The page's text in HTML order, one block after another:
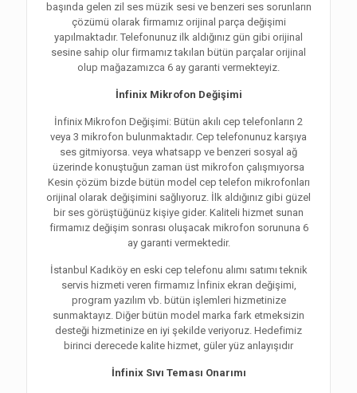
başında gelen zil ses müzik sesi ve benzeri ses sorunların
çözümü olarak firmamız orijinal parça değişimi
yapılmaktadır. Telefonunuz ilk aldığınız gün gibi orijinal
sesine sahip olur firmamız takılan bütün parçalar orijinal
olup mağazamızca 6 ay garanti vermekteyiz.
İnfinix Mikrofon Değişimi
İnfinix Mikrofon Değişimi: Bütün akılı cep telefonların 2
veya 3 mikrofon bulunmaktadır. Cep telefonunuz karşıya
ses gitmiyorsa. veya whatsapp ve benzeri sosyal ağ
üzerinde konuştuğun zaman üst mikrofon çalışmıyorsa
Kesin çözüm bizde bütün model cep telefon mikrofonları
orijinal olarak değişimini sağlıyoruz. İlk aldığınız gibi güzel
bir ses görüştüğünüz kişiye gider. Kaliteli hizmet sunan
firmamız değişim sonrası oluşacak mikrofon sorununa 6
ay garanti vermektedir.
İstanbul Kadıköy en eski cep telefonu alımı satımı teknik
servis hizmeti veren firmamız İnfinix ekran değişimi,
program yazılım vb. bütün işlemleri hizmetinize
sunmaktayız. Diğer bütün model marka fark etmeksizin
desteği hizmetinize en iyi şekilde veriyoruz. Hedefimiz
birinci derecede kalite hizmet, güler yüz anlayışıdır
İnfinix Sıvı Teması Onarımı